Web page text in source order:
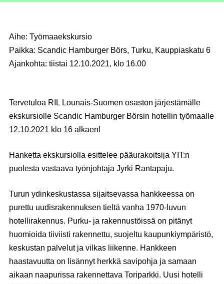
Aihe: Työmaaekskursio
Paikka: Scandic Hamburger Börs, Turku, Kauppiaskatu 6
Ajankohta: tiistai 12.10.2021, klo 16.00
Tervetuloa RIL Lounais-Suomen osaston järjestämälle
ekskursiolle Scandic Hamburger Börsin hotellin työmaalle
12.10.2021 klo 16 alkaen!
Hanketta ekskursiolla esittelee pääurakoitsija YIT:n
puolesta vastaava työnjohtaja Jyrki Rantapaju.
Turun ydinkeskustassa sijaitsevassa hankkeessa on
purettu uudisrakennuksen tieltä vanha 1970-luvun
hotellirakennus. Purku- ja rakennustöissä on pitänyt
huomioida tiiviisti rakennettu, suojeltu kaupunkiympäristö,
keskustan palvelut ja vilkas liikenne. Hankkeen
haastavuutta on lisännyt herkkä savipohja ja samaan
aikaan naapurissa rakennettava Toriparkki. Uusi hotelli